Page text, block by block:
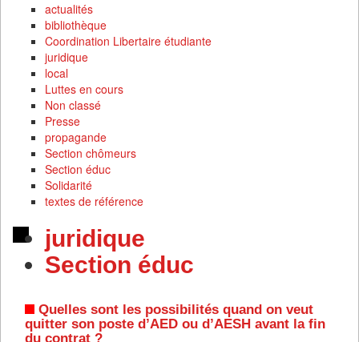
actualités
bibliothèque
Coordination Libertaire étudiante
juridique
local
Luttes en cours
Non classé
Presse
propagande
Section chômeurs
Section éduc
Solidarité
textes de référence
juridique
Section éduc
Quelles sont les possibilités quand on veut
quitter son poste d’AED ou d’AESH avant la fin
du contrat ?